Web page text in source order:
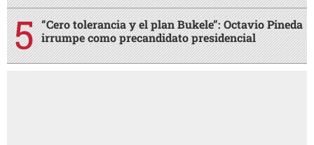
“Cero tolerancia y el plan Bukele”: Octavio Pineda
irrumpe como precandidato presidencial